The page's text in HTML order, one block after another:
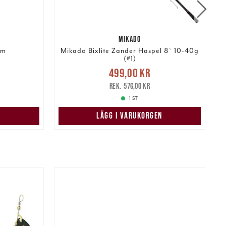
MIKADO
Mikado Bixlite Zander Haspel 8` 10-40g
(#1)
Nuvarande pris
Tidigare pris
499,00 kr
576,00 kr
1 ST
LÄGG I VARUKORGEN